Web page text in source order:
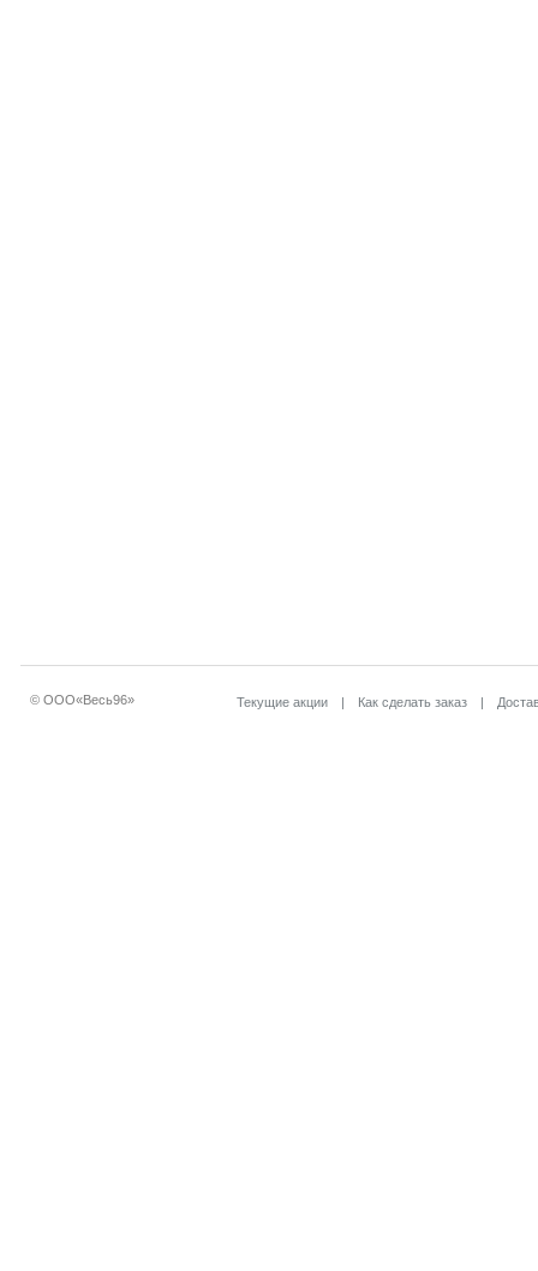
© ООО«Весь96» Текущие акции | Как сделать заказ |